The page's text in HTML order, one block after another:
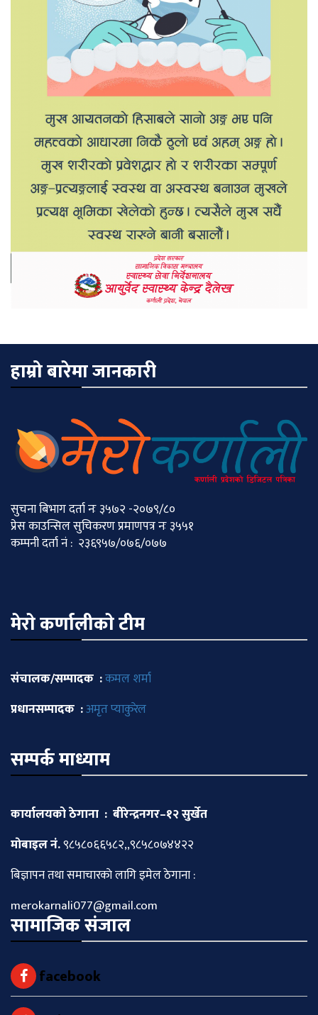
हाम्रो बारेमा जानकारी
सुचना बिभाग दर्ता नः ३५७२ -२०७९/८०
प्रेस काउन्सिल सुचिकरण प्रमाणपत्र नः ३५५१
कम्पनी दर्ता नं : २३६९५७/०७६/०७७
मेराे कर्णालीकाे टीम
संचालक/सम्पादक :कमल शर्मा
प्रधानसम्पादक :अमृत प्याकुरेल
सम्पर्क माध्याम
कार्यालयको ठेगाना : बीरेन्द्रनगर–१२ सुर्खेत
माेबाइल नं.९८५८०६६५८२,,९८५८०७४४२२
बिज्ञापन तथा समाचारकाे लागि इमेल ठेगाना :
merokarnali077@gmail.com
सामाजिक संजाल
facebook